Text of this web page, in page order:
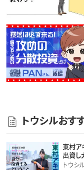
トウシルおす
東村ア
出資
トウシ